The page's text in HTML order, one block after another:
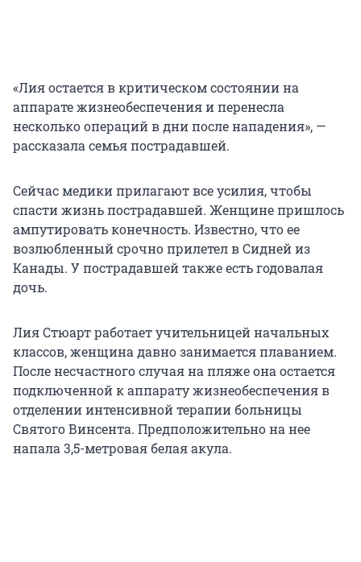
«Лия остается в критическом состоянии на
аппарате жизнеобеспечения и перенесла
несколько операций в дни после нападения», —
рассказала семья пострадавшей.
Сейчас медики прилагают все усилия, чтобы
спасти жизнь пострадавшей. Женщине пришлось
ампутировать конечность. Известно, что ее
возлюбленный срочно прилетел в Сидней из
Канады. У пострадавшей также есть годовалая
дочь.
Лия Стюарт работает учительницей начальных
классов, женщина давно занимается плаванием.
После несчастного случая на пляже она остается
подключенной к аппарату жизнеобеспечения в
отделении интенсивной терапии больницы
Святого Винсента. Предположительно на нее
напала 3,5-метровая белая акула.